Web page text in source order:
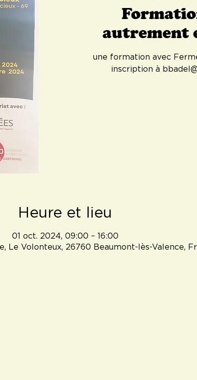
autrement
une formation avec
inscription à
Heure et lieu
01 oct. 2024, 09:00 – 16:00
Le Volonteux, 26760 Beaumont-lès-Valence,